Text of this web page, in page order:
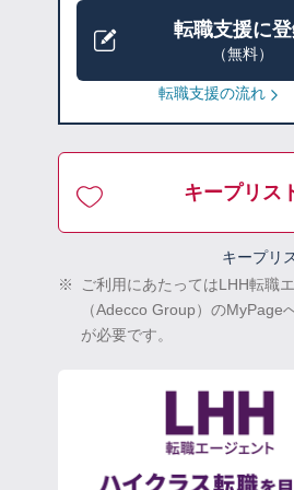
転職支援に
（無料）
転職支援の流れ
キープリス
キープリ
※
ご利用にあたってはLHH転職
（Adecco Group）のMyPage
が必要です。